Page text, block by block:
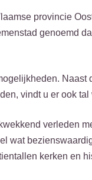
provincie
genoemd
vindt u er ook
verleden
wat
kerken en